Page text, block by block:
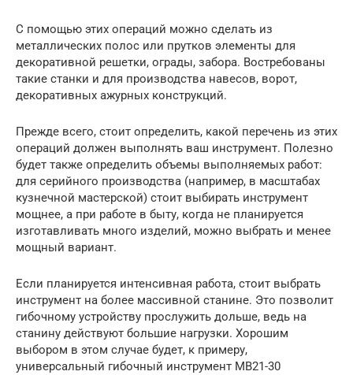
С помощью этих операций можно сделать из
металлических полос или прутков элементы для
декоративной решетки, ограды, забора. Востребованы
такие станки и для производства навесов, ворот,
декоративных ажурных конструкций.
Прежде всего, стоит определить, какой перечень из этих
операций должен выполнять ваш инструмент. Полезно
будет также определить объемы выполняемых работ:
для серийного производства (например, в масштабах
кузнечной мастерской) стоит выбирать инструмент
мощнее, а при работе в быту, когда не планируется
изготавливать много изделий, можно выбрать и менее
мощный вариант.
Если планируется интенсивная работа, стоит выбрать
инструмент на более массивной станине. Это позволит
гибочному устройству прослужить дольше, ведь на
станину действуют большие нагрузки. Хорошим
выбором в этом случае будет, к примеру,
универсальный гибочный инструмент MB21-30